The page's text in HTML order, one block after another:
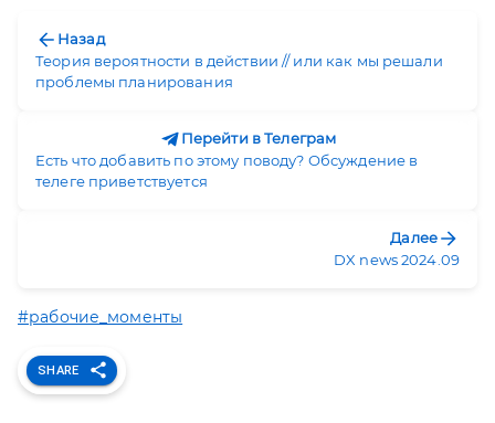
Назад
Теория вероятности в действии // или как мы решали
проблемы планирования
Перейти в Телеграм
Есть что добавить по этому поводу? Обсуждение в
телеге приветствуется
Далее
DX news 2024.09
#рабочие_моменты
SHARE